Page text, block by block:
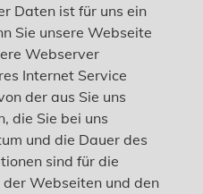
Daten ist für uns ein
Sie unsere Webseite
Webserver
Internet Service
der aus Sie uns
die Sie bei uns
und die Dauer des
sind für die
Webseiten und den